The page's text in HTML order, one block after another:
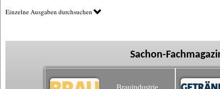
Einzelne Ausgaben durchsuchen
Sachon-
Brauindustrie